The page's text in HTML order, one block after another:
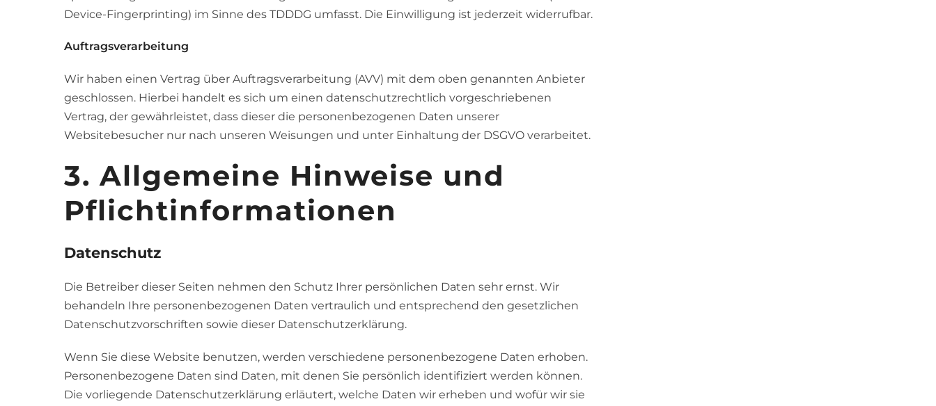
Device-Fingerprinting) im Sinne des TDDDG umfasst. Die Einwilligung ist jederzeit widerrufbar.
Auftragsverarbeitung
Wir haben einen Vertrag über Auftragsverarbeitung (AVV) mit dem oben genannten Anbieter
geschlossen. Hierbei handelt es sich um einen datenschutzrechtlich vorgeschriebenen
Vertrag, der gewährleistet, dass dieser die personenbezogenen Daten unserer
Websitebesucher nur nach unseren Weisungen und unter Einhaltung der DSGVO verarbeitet.
3. Allgemeine Hinweise und
Pflicht­informationen
Datenschutz
Die Betreiber dieser Seiten nehmen den Schutz Ihrer persönlichen Daten sehr ernst. Wir
behandeln Ihre personenbezogenen Daten vertraulich und entsprechend den gesetzlichen
Datenschutzvorschriften sowie dieser Datenschutzerklärung.
Wenn Sie diese Website benutzen, werden verschiedene personenbezogene Daten erhoben.
Personenbezogene Daten sind Daten, mit denen Sie persönlich identifiziert werden können.
Die vorliegende Datenschutzerklärung erläutert, welche Daten wir erheben und wofür wir sie
Wir sind nun auf der folgenden Webseite für Sie erreichbar:
Buchen Sie gerne bei Ihrem Amplifon Fachgeschäft in der Nähe einen Termin.
Wir bedanken uns bei Ihnen herzlich für die jahrelange Treue und Verbundenheit.
Ihr Michael Henning und das Team von Akustik Spezial
Schließen